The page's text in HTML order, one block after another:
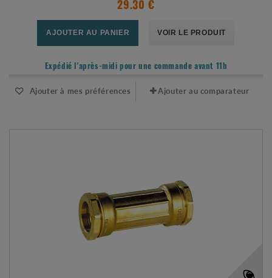
29.30 €
AJOUTER AU PANIER VOIR LE PRODUIT
Expédié l'après-midi pour une commande avant 11h
Ajouter à mes préférences Ajouter au comparateur